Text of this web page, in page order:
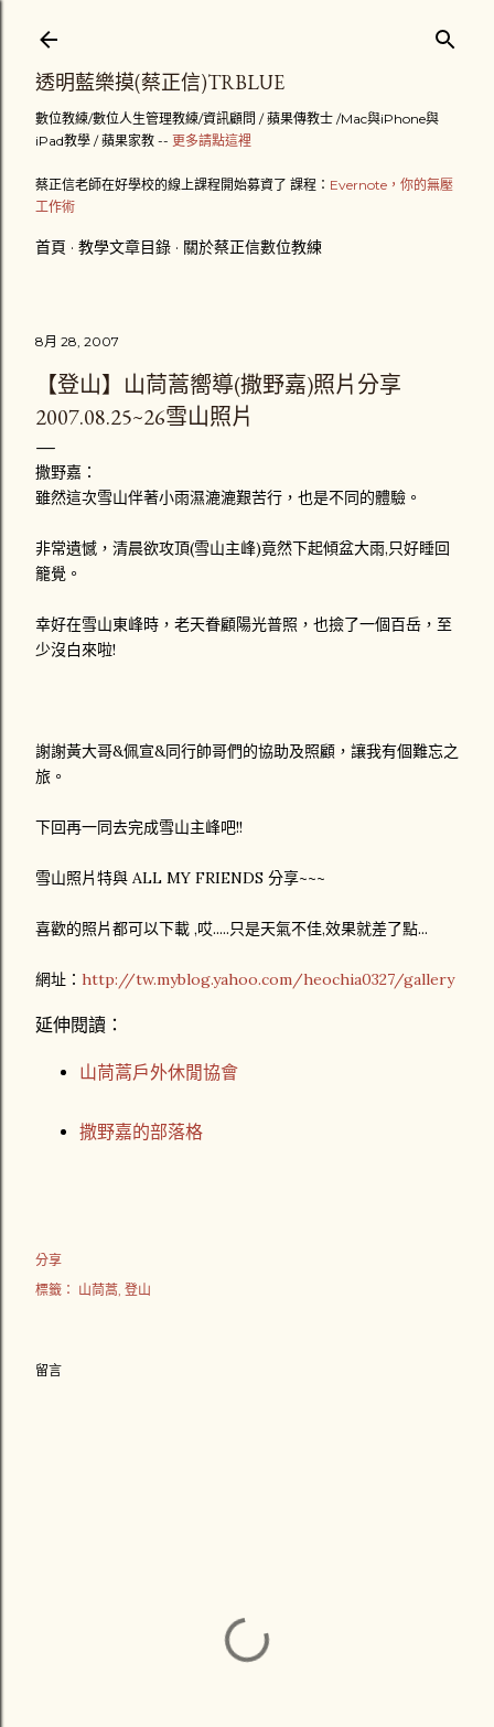
透明藍樂摸(蔡正信)TRBLUE
數位教練/數位人生管理教練/資訊顧問 / 蘋果傳教士 /Mac與iPhone與
iPad教學 / 蘋果家教 -- 更多請點這裡
蔡正信老師在好學校的線上課程開始募資了 課程： Evernote，你的無壓
工作術
首頁 教學文章目錄 關於蔡正信數位教練
8月 28, 2007
【登山】山茼蒿嚮導(撒野嘉)照片分享
2007.08.25~26雪山照片
撒野嘉：
雖然這次雪山伴著小雨濕漉漉艱苦行，也是不同的體驗。
非常遺憾，清晨欲攻頂(雪山主峰)竟然下起傾盆大雨,只好睡回
籠覺。
幸好在雪山東峰時，老天眷顧陽光普照，也撿了一個百岳，至
少沒白來啦!
謝謝黃大哥&佩宣&同行帥哥們的協助及照顧，讓我有個難忘之
旅。
下回再一同去完成雪山主峰吧!!
雪山照片特與 ALL MY FRIENDS 分享~~~
喜歡的照片都可以下載 ,哎.....只是天氣不佳,效果就差了點...
網址： http://tw.myblog.yahoo.com/heochia0327/gallery
延伸閱讀：
山茼蒿戶外休閒協會
撒野嘉的部落格
分享
標籤： 山茼蒿 登山
留言